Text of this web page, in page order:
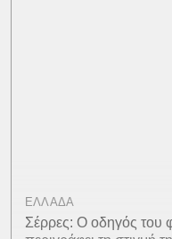
ΕΛΛΑΔΑ
Σέρρες: Ο οδηγός του